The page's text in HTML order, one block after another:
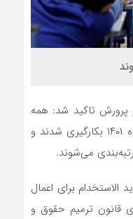
پرورش تاکید شد: همه
همکاران جدیدالاستخدام که از مهرماه ۱۴۰۱ بکارگیری شدند و
می‌شوند.
برای اعمال
قانون ترمیم حقوق و